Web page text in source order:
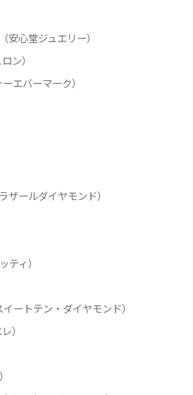
安心堂ジュエリー）
ン）
エバーマーク）
ザールダイヤモンド）
ティ）
ートテン・ダイヤモンド）
）